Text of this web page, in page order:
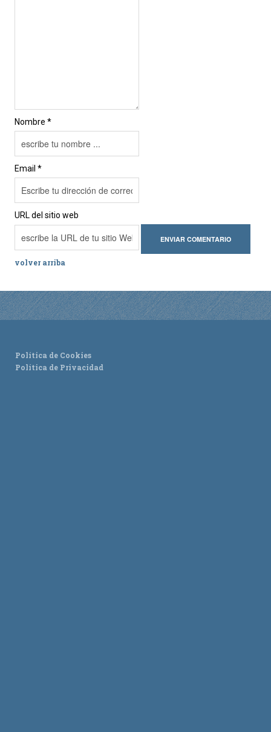
Nombre *
Email *
URL del sitio web
volver arriba
Política de Cookies
Política de Privacidad